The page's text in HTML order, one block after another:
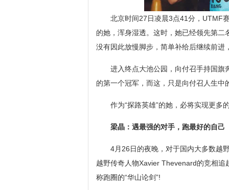
北京时间27日凌晨3点41分，UTMF
的她，浑身湿透。这时，她已经领先第
没有因此放慢脚步，简单补给后继续前
进入终点大池公园，向付召手持国
的第一个冠军，而这，只是向付召人生中
作为“探路英雄”的她，必将实现更多
梁晶：遇最强的对手，跑最好的自己
4月26日的夜晚，对于国内大多数越
越野传奇人物Xavier Thevenard的竞相
称跑圈的“华山论剑”!